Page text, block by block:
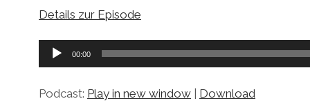
Details zur Episode
Audio-
Player
00:00
Podcast: Play in new window | Download